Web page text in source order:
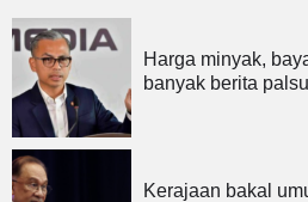
Harga minyak,
banyak berita
Kerajaan bakal